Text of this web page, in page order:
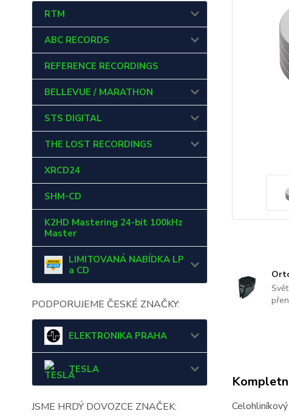
RTM
ABC RECORDS
REFERENCE RECORDINGS
BELLEVUE / MARATHON
STS DIGITAL
THE LOST RECORDINGS
XRCD24
SHM-CD
K2HD Mastering 24-bit 100kHz
Master
LIMITOVANÁ NABÍDKA LP
a CD
PODPORUJEME ČESKÉ ZNAČKY:
ELEKTRONIKA PRAHA
TESLA
JSME HRDÝ DOVOZCE ZNAČEK: